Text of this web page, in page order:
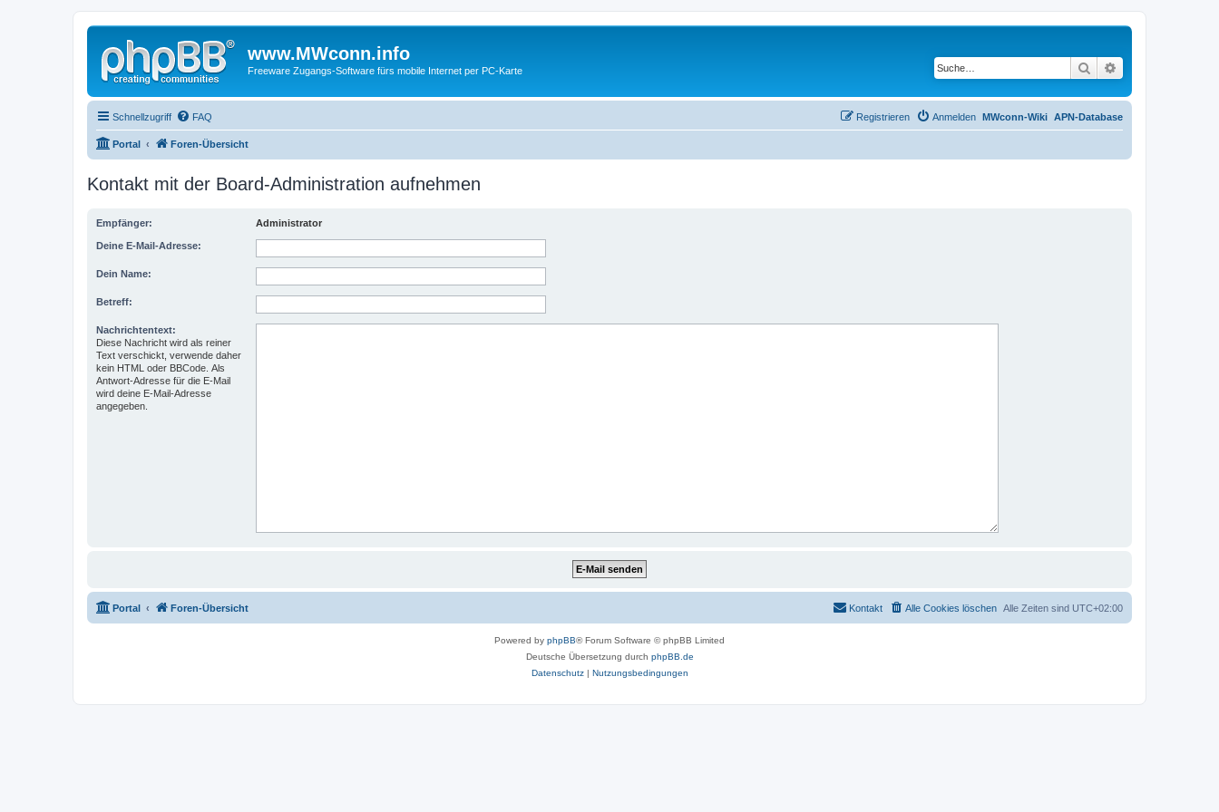
www.MWconn.info
Freeware Zugangs-Software fürs mobile Internet per PC-Karte Suche
Schnellzugriff FAQ APN-Database
MWconn-Wiki
Anmelden
Registrieren
Portal Foren-Übersicht
Kontakt mit der Board-Administration aufnehmen
Empfänger: Administrator
Deine E-Mail-Adresse:
Dein Name:
Betreff:
Nachrichtentext:
Diese Nachricht wird als reiner
Text verschickt, verwende daher
kein HTML oder BBCode. Als
Antwort-Adresse für die E-Mail
wird deine E-Mail-Adresse
angegeben.
Portal Foren-Übersicht Alle Zeiten sind UTC+02:00
Alle Cookies löschen
Kontakt
Powered by phpBB® Forum Software © phpBB Limited
Deutsche Übersetzung durch phpBB.de
Datenschutz| Nutzungsbedingungen